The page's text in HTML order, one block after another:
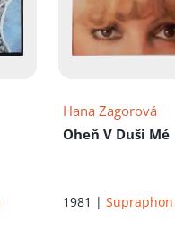
Hana Zagorová
Oheň V Duši Mé
1981 | Supraphon